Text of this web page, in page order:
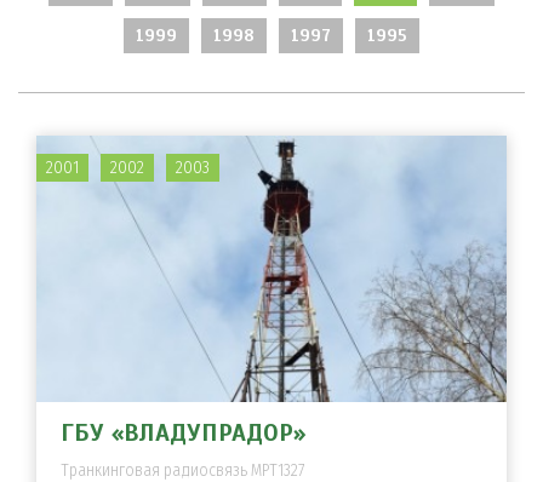
1999 1998 1997 1995
ГБУ «ВЛАДУПРАДОР»
Транкинговая радиосвязь MPT1327
2001 2002 2003